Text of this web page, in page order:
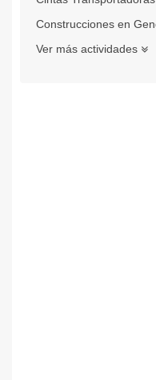
Ver más actividades